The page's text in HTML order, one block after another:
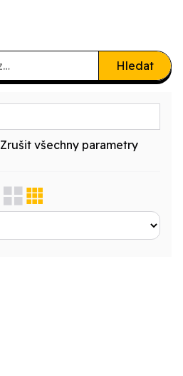
Hledat
Zrušit všechny parametry